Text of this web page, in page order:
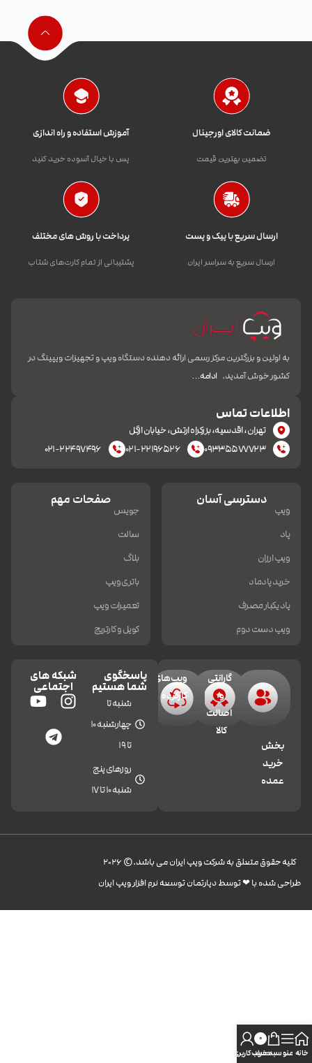
ضمانت کالای اورجینال
تضمین بهترین قیمت
آموزش استفاده و راه اندازی
پس با خیال آسوده خرید کنید
ارسال سریع با پیک و پست
ارسال سریع به سراسر ایران
پرداخت با روش های مختلف
پشتیبانی از تمام کارت‌های شتاب
به اولین و بزرگترین مرکز رسمی ارائه دهنده دستگاه ویپ و تجهیزات ویپینگ در
کشور خوش آمدید. ادامه…
اطلاعات تماس
تهران، اقدسیه، بزرکراه ارتش، خیابان ازگل
۰۹۳۳۵۵۷۷۷۲۳
۰۲۱-۲۲۱۹۶۵۲۶ ۰۲۱-۲۲۴۹۷۴۹۶
دسترسی آسان
ویپ
پاد
ویپ ارزان
خرید پادماد
پاد یکبار مصرف
ویپ دست دوم
صفحات مهم
جویس
سالت
بلاگ
باتری ویپ
تعمیرات ویپ
کویل و کارتریج
بخش
خرید
عمده
گارانتی
و
اصالت
کالا
ویپ‌های
کارکرده
پاسخگوی
شما هستیم
شنبه تا
چهارشنبه 10
تا 19
روزهای پنج
شنبه 10 تا 17
شبکه های
اجتماعی
کليه حقوق متعلق به شرکت ویپ ایران می باشد.© 2026
طراحی شده با ❤︎ توسط دپارتمان توسعه نرم افزار ویپ ایران
خانه منو
0
سبد خرید
حساب کاربری من